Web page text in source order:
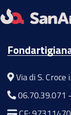
Via di S.
06.70.39.071 -